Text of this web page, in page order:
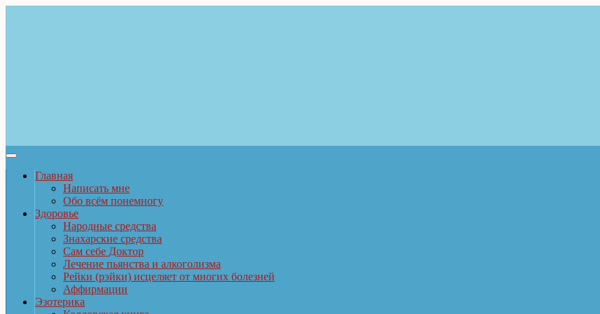
Главная
Написать мне
Обо всём понемногу
Здоровье
Народные средства
Знахарские средства
Сам себе Доктор
Лечение пьянства и алкоголизма
Рейки (рэйки) исцеляет от многих болезней
Аффирмации
Эзотерика